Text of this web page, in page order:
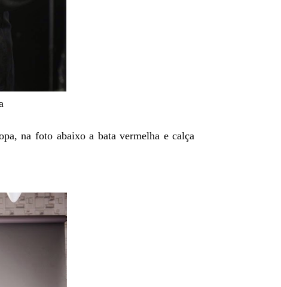
na foto abaixo a bata vermelha e calça